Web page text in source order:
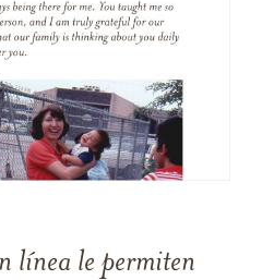
línea le permiten